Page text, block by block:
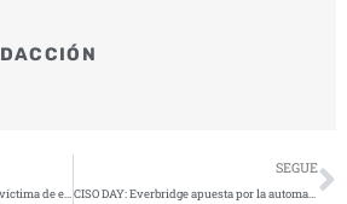
El 76 % de los españoles ha sido víctima de estafas en pagos en tiempo real
SEGUE
CISO DAY: Everbridge apuesta por la automatización para responder a amenazas cibernéticas